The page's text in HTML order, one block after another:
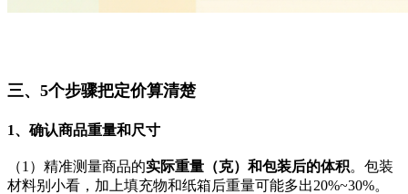
三、5个步骤把定价算清楚
1、确认商品重量和尺寸
（1）精准测量商品的实际重量（克）和包装后的体积。包装
材料别小看，加上填充物和纸箱后重量可能多出20%~30%。